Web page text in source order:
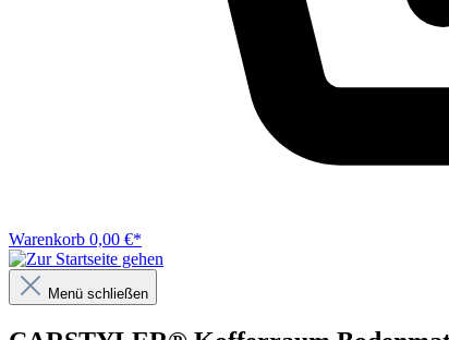
Warenkorb 0,00 €*
Menü schließen